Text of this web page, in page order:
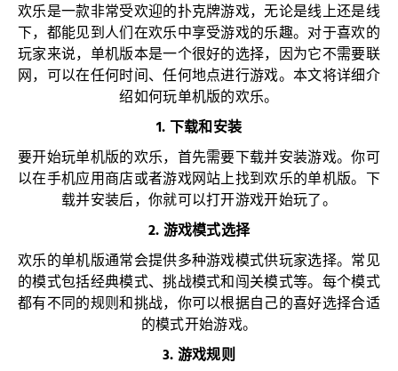
欢乐是一款非常受欢迎的扑克牌游戏，无论是线上还是线
下，都能见到人们在欢乐中享受游戏的乐趣。对于喜欢的
玩家来说，单机版本是一个很好的选择，因为它不需要联
网，可以在任何时间、任何地点进行游戏。本文将详细介
绍如何玩单机版的欢乐。
1. 下载和安装
要开始玩单机版的欢乐，首先需要下载并安装游戏。你可
以在手机应用商店或者游戏网站上找到欢乐的单机版。下
载并安装后，你就可以打开游戏开始玩了。
2. 游戏模式选择
欢乐的单机版通常会提供多种游戏模式供玩家选择。常见
的模式包括经典模式、挑战模式和闯关模式等。每个模式
都有不同的规则和挑战，你可以根据自己的喜好选择合适
的模式开始游戏。
3. 游戏规则